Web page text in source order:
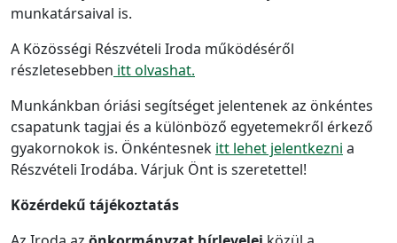
munkatársaival is.
A Közösségi Részvételi Iroda működéséről
részletesebben itt olvashat.
Munkánkban óriási segítséget jelentenek az önkéntes
csapatunk tagjai és a különböző egyetemekről érkező
gyakornokok is. Önkéntesnek itt lehet jelentkezni a
Részvételi Irodába. Várjuk Önt is szeretettel!
Közérdekű tájékoztatás